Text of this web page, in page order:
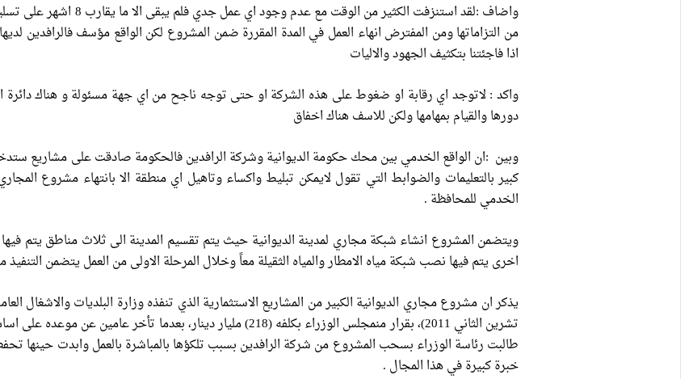
واضاف :لقد استنزفت
من التزاماتها ومن المفترض انهاء العمل في المدة المقررة ضمن المشروع لكن الواقع مؤسف فالرافدين
اذا فاجئتنا بتكثيف الجهود والاليات
واكد : لاتوجد اي رقابة او ضغوط على هذه الشركة او حتى توجه ناجح من اي جهة مسئولة و هناك دائرة
دورها والقيام بمهامها ولكن للاسف هناك اخفاق
كبير بالتعليمات والضوابط التي تقول لايمكن تبليط واكساء وتاهيل اي منطقة الا بانتهاء مشروع
الخدمي للمحافظة .
ويتضمن المشروع انشاء شبكة مجاري لمدينة الديوانية حيث يتم تقسيم المدينة الى ثلاث مناطق يتم
اخرى يتم فيها نصب شبكة مياه الامطار والمياه الثقيلة معاً وخلال المرحلة الاولى من العمل يتضمن التنفيذ محطة معالجة
طالبت رئاسة الوزراء بسحب المشروع من شركة الرافدين بسبب تلكؤها بالمباشرة بالعمل وابدت حينها
خبرة كبيرة في هذا المجال .